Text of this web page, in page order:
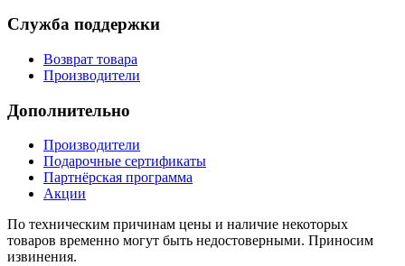
Служба поддержки
Возврат товара
Производители
Дополнительно
Производители
Подарочные сертификаты
Партнёрская программа
Акции
По техническим причинам цены и наличие некоторых
товаров временно могут быть недостоверными. Приносим
извинения.